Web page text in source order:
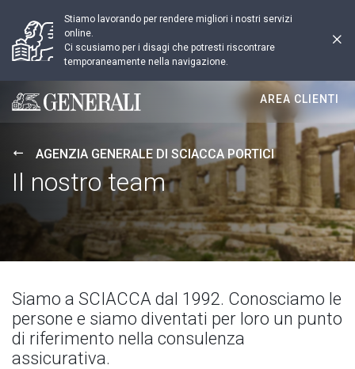
Stiamo lavorando per rendere migliori i nostri servizi
online.
Ci scusiamo per i disagi che potresti riscontrare
temporaneamente nella navigazione.
Generali logo
AREA CLIENTI
AGENZIA GENERALE DI SCIACCA PORTICI
Il nostro team
Siamo a SCIACCA dal 1992. Conosciamo le
persone e siamo diventati per loro un punto
di riferimento nella consulenza
assicurativa.